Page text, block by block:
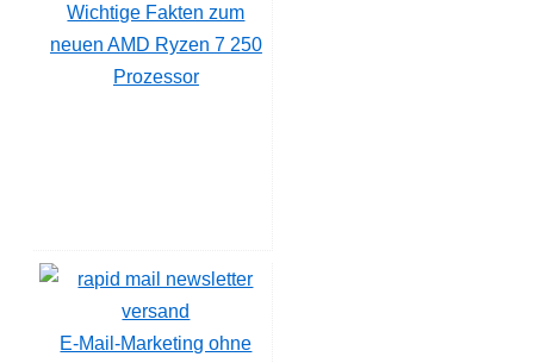
Wichtige Fakten zum
neuen AMD Ryzen 7 250
Prozessor
E-Mail-Marketing ohne